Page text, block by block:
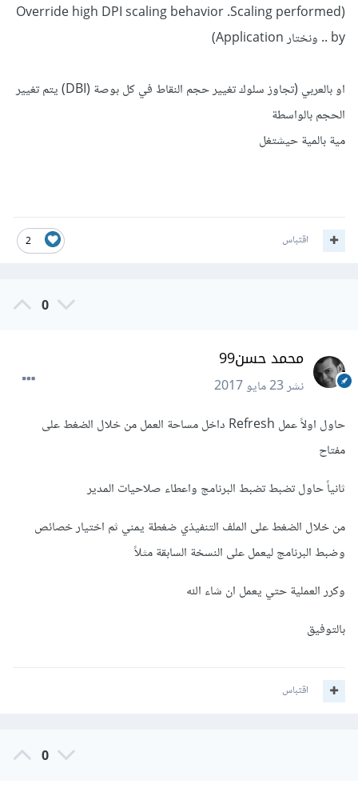
(Override high DPI scaling behavior .Scaling performed
by .. ونختار Application)
او بالعربي (تجاوز سلوك تغيير حجم النقاط في كل بوصة (DBI) يتم تغيير
الحجم بالواسطة
مية بالمية حيشتغل
2 اقتباس
0
محمد حسن99
نشر23 مايو 2017
حاول اولاً عمل Refresh داخل مساحة العمل من خلال الضغط على
مفتاح
ثانياً حاول تضبط تضبط البرنامج واعطاء صلاحيات المدير
من خلال الضغط على الملف التنفيذي ضغطة يمني ثم اختيار خصائص
وضبط البرنامج ليعمل على النسخة السابقة مثلاً
وكرر العملية حتي يعمل ان شاء الله
بالتوفيق
اقتباس
0